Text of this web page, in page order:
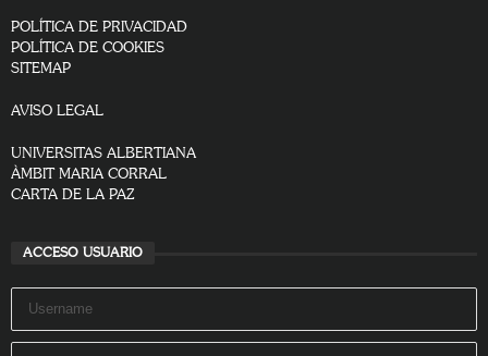
POLÍTICA DE PRIVACIDAD
POLÍTICA DE COOKIES
SITEMAP
AVISO LEGAL
UNIVERSITAS ALBERTIANA
ÀMBIT MARIA CORRAL
CARTA DE LA PAZ
ACCESO USUARIO